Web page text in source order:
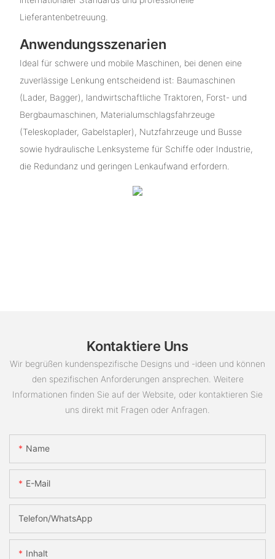
Lieferantenbetreuung.
Anwendungsszenarien
Ideal für schwere und mobile Maschinen, bei denen eine
zuverlässige Lenkung entscheidend ist: Baumaschinen
(Lader, Bagger), landwirtschaftliche Traktoren, Forst- und
Bergbaumaschinen, Materialumschlagsfahrzeuge
(Teleskoplader, Gabelstapler), Nutzfahrzeuge und Busse
sowie hydraulische Lenksysteme für Schiffe oder Industrie,
die Redundanz und geringen Lenkaufwand erfordern.
Kontaktiere Uns
Wir begrüßen kundenspezifische Designs und -ideen und können
den spezifischen Anforderungen ansprechen. Weitere
Informationen finden Sie auf der Website, oder kontaktieren Sie
uns direkt mit Fragen oder Anfragen.
Name
E-Mail
Telefon/WhatsApp
Inhalt